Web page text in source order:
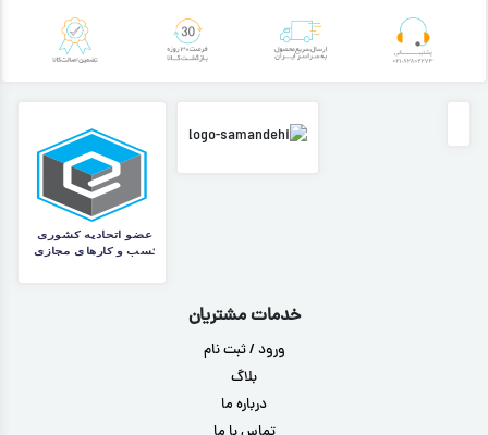
خدمات مشتریان
ورود / ثبت نام
بلاگ
درباره ما